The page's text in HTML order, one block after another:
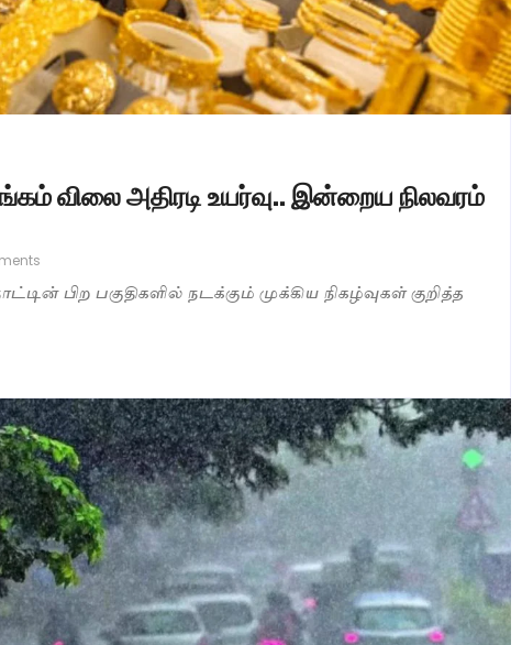
விலை அதிரடி உயர்வு.. இன்றைய நிலவரம்
நாட்டின் பிற பகுதிகளில் நடக்கும் முக்கிய நிகழ்வுகள் குறித்த